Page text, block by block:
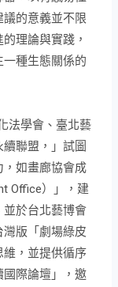
的意義並不限
理論與實踐，
種生態關係的
法學會、臺北藝
聯盟，」試圖
如畫廊協會成
Office）」，建
並於台北藝博會
版「劇場綠皮
，並提供循序
際論壇」，邀